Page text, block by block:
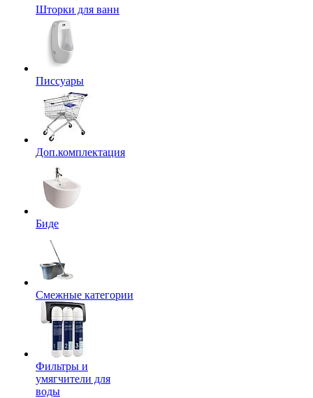
Шторки для ванн
Писсуары
Доп.комплектация
Биде
Смежные категории
Фильтры и
умягчители для
воды